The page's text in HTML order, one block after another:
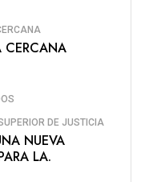
CERCANA
DE JUSTICIA
NUEVA
LA.